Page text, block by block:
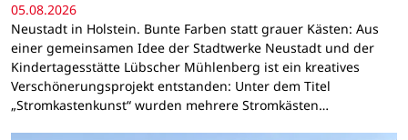
05.08.2026
Neustadt in Holstein. Bunte Farben statt grauer Kästen: Aus
einer gemeinsamen Idee der Stadtwerke Neustadt und der
Kindertagesstätte Lübscher Mühlenberg ist ein kreatives
Verschönerungsprojekt entstanden: Unter dem Titel
„Stromkastenkunst“ wurden mehrere Stromkästen…